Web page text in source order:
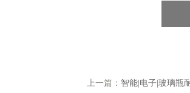
上一篇： 智能|电子|玻璃瓶